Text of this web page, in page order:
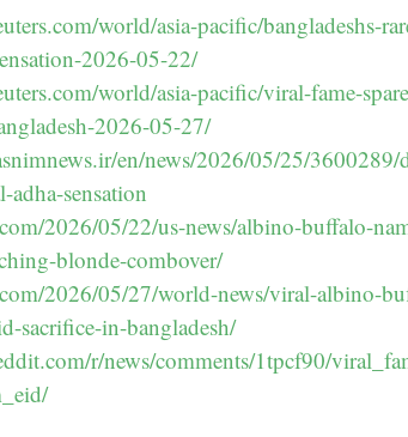
world/asia-pacific/bangladeshs-
2026-05-22/
world/asia-pacific/viral-fame-
2026-05-27/
en/news/2026/05/25/
adha-sensation
2026/05/22/us-news/albino-buffalo-
blonde-combover/
2026/05/27/world-news/viral-albino-
sacrifice-in-bangladesh/
r/news/comments/1tpcf90/